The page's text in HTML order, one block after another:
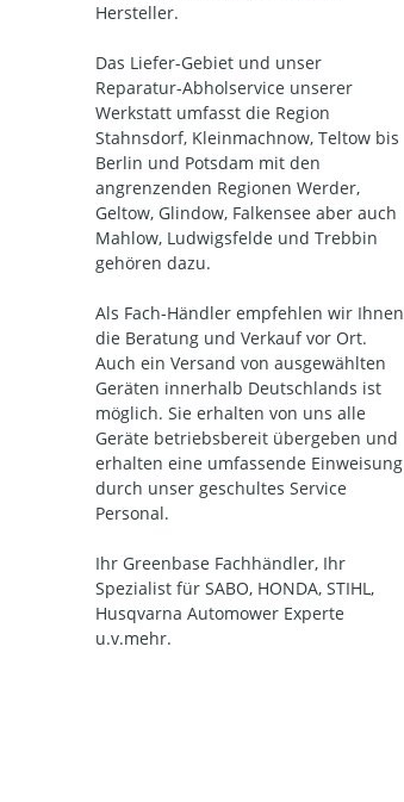
Hersteller.
Das Liefer-Gebiet und unser
Reparatur-Abholservice unserer
Werkstatt umfasst die Region
Stahnsdorf, Kleinmachnow, Teltow bis
Berlin und Potsdam mit den
angrenzenden Regionen Werder,
Geltow, Glindow, Falkensee aber auch
Mahlow, Ludwigsfelde und Trebbin
gehören dazu.
Als Fach-Händler empfehlen wir Ihnen
die Beratung und Verkauf vor Ort.
Auch ein Versand von ausgewählten
Geräten innerhalb Deutschlands ist
möglich. Sie erhalten von uns alle
Geräte betriebsbereit übergeben und
erhalten eine umfassende Einweisung
durch unser geschultes Service
Personal.
Ihr Greenbase Fachhändler, Ihr
Spezialist für SABO, HONDA, STIHL,
Husqvarna Automower Experte
u.v.mehr.